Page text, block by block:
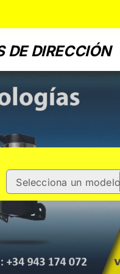
DE DIRECCIÓN
Selecciona un modelo